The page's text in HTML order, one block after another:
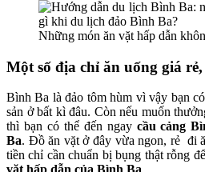
Những món ăn vặt hấp dẫn
Một số địa chỉ ăn uống giá
Bình Ba là đảo tôm hùm vì vậy bạn
sản ở bất kì đâu. Còn nếu muốn
thì bạn có thể đến ngay cầu cảng
Ba. Đồ ăn vặt ở đây vừa ngon, rẻ đi
tiền chỉ cần chuẩn bị bụng thật rỗng